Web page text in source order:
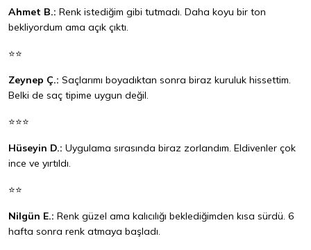
Ahmet B.: Renk istediğim gibi tutmadı. Daha koyu bir ton
bekliyordum ama açık çıktı.
⭐⭐
Zeynep Ç.: Saçlarımı boyadıktan sonra biraz kuruluk hissettim.
Belki de saç tipime uygun değil.
⭐⭐⭐
Hüseyin D.: Uygulama sırasında biraz zorlandım. Eldivenler çok
ince ve yırtıldı.
⭐⭐
Nilgün E.: Renk güzel ama kalıcılığı beklediğimden kısa sürdü. 6
hafta sonra renk atmaya başladı.